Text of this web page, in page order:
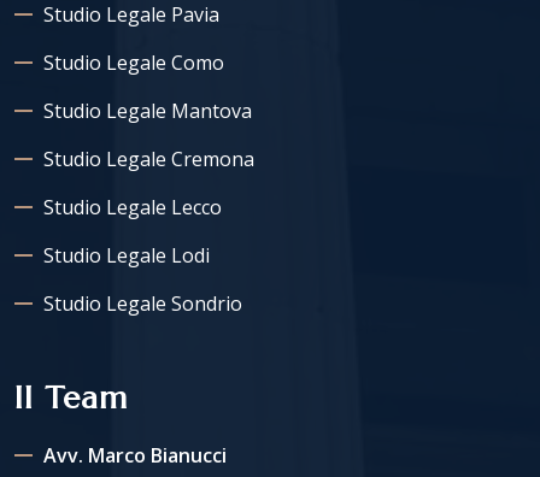
Studio Legale Pavia
Studio Legale Como
Studio Legale Mantova
Studio Legale Cremona
Studio Legale Lecco
Studio Legale Lodi
Studio Legale Sondrio
Il Team
Avv. Marco Bianucci